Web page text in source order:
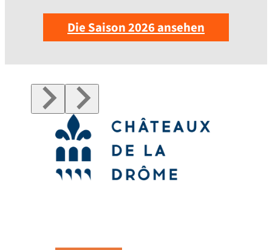
Die Saison 2026 ansehen